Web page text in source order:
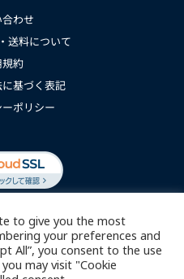
わせ
送料について
約
基づく表記
ポリシー
to give you the most
your preferences and
All”, you consent to the use
may visit "Cookie